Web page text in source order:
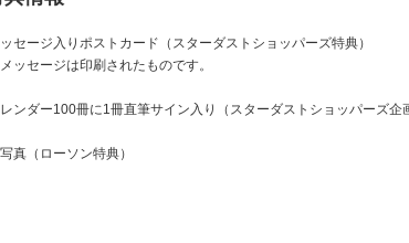
セージ入りポストカード（スターダストショッパーズ特典）
ッセージは印刷されたものです。
ンダー100冊に1冊直筆サイン入り（スターダストショッパーズ企
真（ローソン特典）